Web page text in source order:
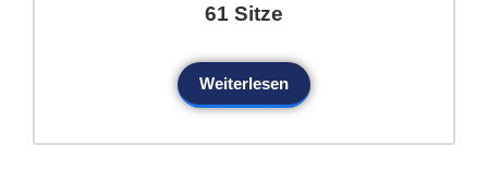
61 Sitze
Weiterlesen